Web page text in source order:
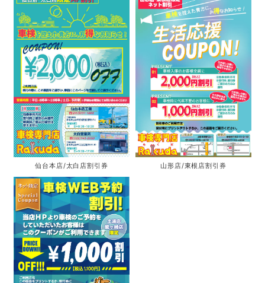
仙台本店/太白店割引券 山形店/東根店割引券